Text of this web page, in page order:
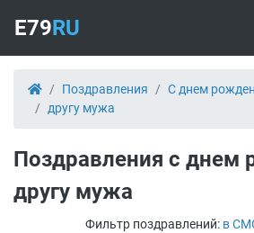
E79RU
Поздравления С днем
другу мужа
Поздравления с днем
другу мужа
Фильтр поздравлений: в